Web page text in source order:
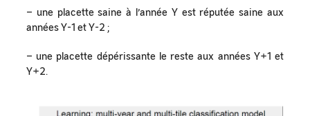
– une placette saine à l’année Y est réputée saine aux
années Y-1 et Y-2 ;
– une placette dépérissante le reste aux années Y+1 et
Y+2.